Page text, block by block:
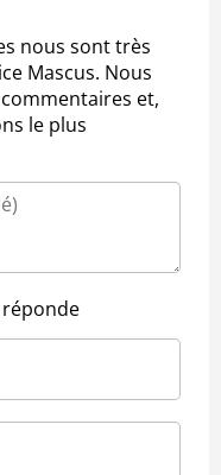
nous sont très
Mascus. Nous
et,
le plus
réponde